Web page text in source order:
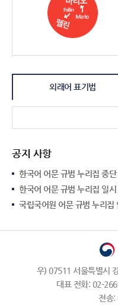
외래어 표기법
공지 사항
한국어 어문 규범 누리집 중단
한국어 어문 규범 누리집 일시
국립국어원 어문 규범 누리집
우) 07511 서울특별시
대표 전화: 02-
전송